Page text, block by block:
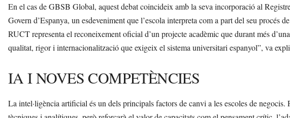
En el cas de GBSB Global, aquest debat coincideix amb la seva incorporació al
Govern d’Espanya, un esdeveniment que l’escola interpreta com a part del seu procés
RUCT representa el reconeixement oficial d’un projecte acadèmic que durant més
qualitat, rigor i internacionalització que exigeix el sistema universitari espanyol”, va
IA I NOVES COMPETÈNCIES
La intel·ligència artificial és un dels principals factors de canvi a les escoles de